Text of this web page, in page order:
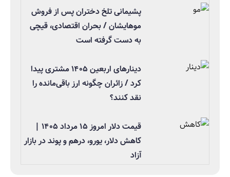
پشیمانی تلخ دختران پس از فروش
موهایشان / بحران اقتصادی، قیچی
به دست گرفته است
دینارهای اربعین ۱۴۰۵ مشتری پیدا
کرد / زائران چگونه ارز باقی‌مانده را
نقد کنند؟
قیمت دلار امروز ۱۵ مرداد ۱۴۰۵ |
کاهش دلار، یورو، درهم و پوند در بازار
آزاد